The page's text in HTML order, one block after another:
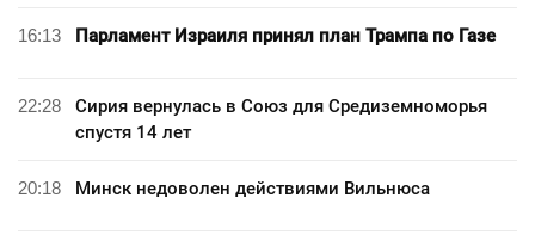
16:13 Парламент Израиля принял план Трампа по Газе
22:28
Сирия вернулась в Союз для Средиземноморья
спустя 14 лет
20:18 Минск недоволен действиями Вильнюса